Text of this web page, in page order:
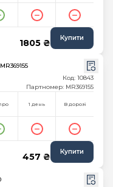
1805 ₴ Купити
Код: 10843
Партномер: MR369155
1 день В дорозі
457 ₴ Купити